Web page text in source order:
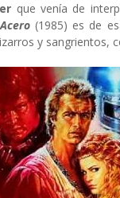
que venía de
(1985) es de
y sangrientos,